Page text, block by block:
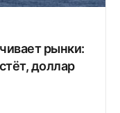
рынки:
доллар